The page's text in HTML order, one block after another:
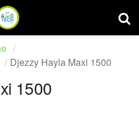
Djezzy Hayla Maxi 1500
1500